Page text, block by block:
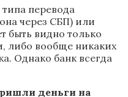
перевода
через СБП) или
быть видно только
либо вообще никаких
Однако банк всегда
деньги на